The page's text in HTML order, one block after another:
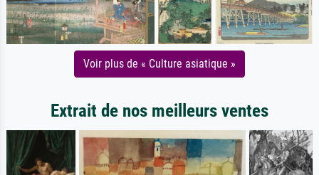
Voir plus de « Culture asiatique »
Extrait de nos meilleurs ventes